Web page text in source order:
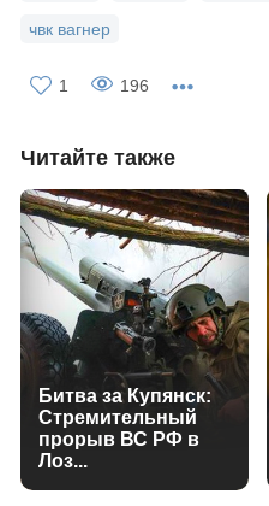
чвк вагнер
1 196
Читайте также
Битва за Купянск:
Стремительный
прорыв ВС РФ в
Лоз...